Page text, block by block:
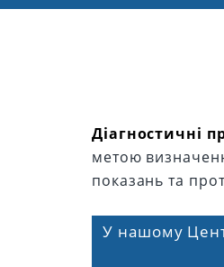
Діагностичні
метою
показань та
У нашому